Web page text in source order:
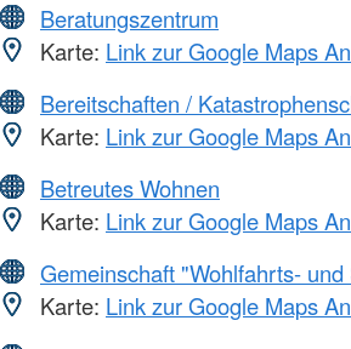
Beratungszentrum
Karte: Link zur Google Maps
Bereitschaften /
Karte: Link zur Google Maps
Betreutes Wohnen
Karte: Link zur Google Maps
Gemeinschaft "Wohlfahrts-
Karte: Link zur Google Maps